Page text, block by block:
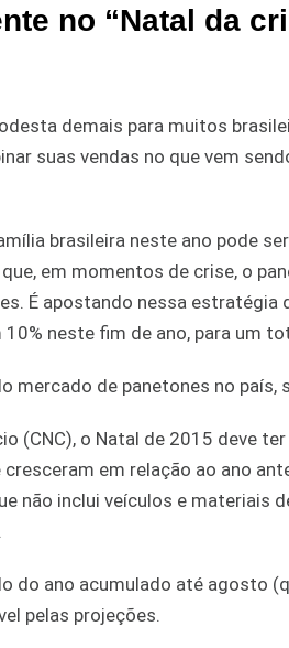
no “Natal da
demais para muitos
suas vendas no que vem
brasileira neste ano pode
em momentos de crise, o
É apostando nessa estratégia
neste fim de ano, para um
mercado de panetones no país,
(CNC), o Natal de 2015 deve
em relação ao ano
não inclui veículos e materiais
do ano acumulado até agosto
pelas projeções.